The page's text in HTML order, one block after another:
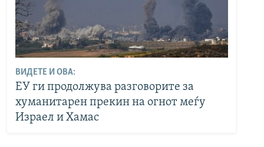
ВИДЕТЕ И ОВА:
ЕУ ги продолжува разговорите за
хуманитарен прекин на огнот меѓу
Израел и Хамас